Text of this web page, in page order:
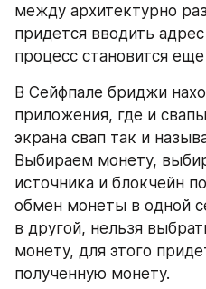
между архитектурно
придется вводить
процесс становится
В Сейфпале бриджи
приложения, где и
экрана свап так и
Выбираем монету,
источника и блокчейн
обмен монеты в одной
в другой, нельзя
монету, для этого
полученную монету.